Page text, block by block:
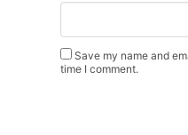
Save my name and
time I comment.